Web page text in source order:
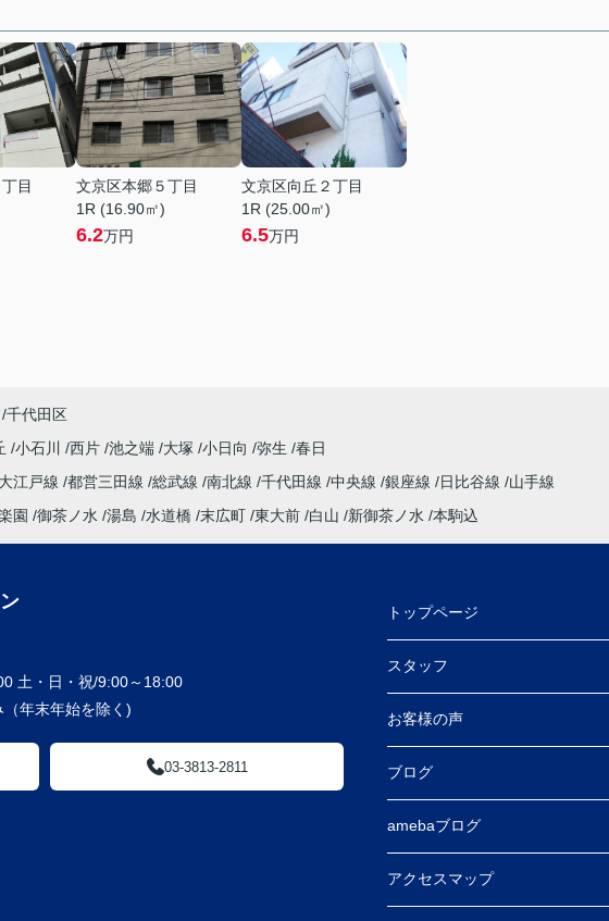
目
文京区本郷５丁目
1R (16.90㎡)
6.2万円
文京区向丘２丁目
1R (25.00㎡)
6.5万円
千代田区
小石川 西片 池之端 大塚 小日向 弥生 春日
江戸線 都営三田線 総武線 南北線 千代田線 中央線 銀座線 日比谷線
山手線
園 御茶ノ水 湯島 水道橋 末広町 東大前 白山 新御茶ノ水 本駒込
ン
土・日・祝/9:00～18:00
年末年始を除く)
03-3813-2811
トップページ
スタッフ
お客様の声
ブログ
amebaブログ
アクセスマップ